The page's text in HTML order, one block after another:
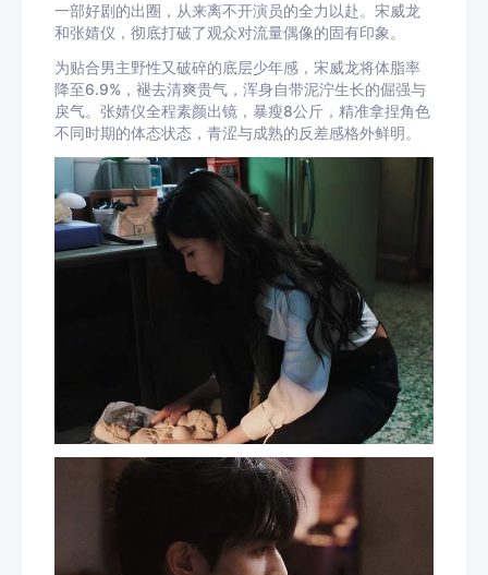
一部好剧的出圈，从来离不开演员的全力以赴。宋威龙
和张婧仪，彻底打破了观众对流量偶像的固有印象。
为贴合男主野性又破碎的底层少年感，宋威龙将体脂率
降至6.9%，褪去清爽贵气，浑身自带泥泞生长的倔强与
戾气。张婧仪全程素颜出镜，暴瘦8公斤，精准拿捏角色
不同时期的体态状态，青涩与成熟的反差感格外鲜明。